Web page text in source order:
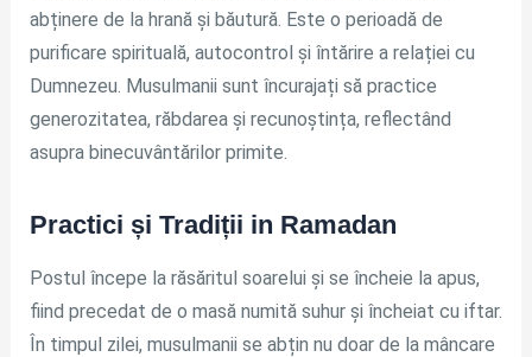
abținere de la hrană și băutură. Este o perioadă de
purificare spirituală, autocontrol și întărire a relației cu
Dumnezeu. Musulmanii sunt încurajați să practice
generozitatea, răbdarea și recunoștința, reflectând
asupra binecuvântărilor primite.
Practici și Tradiții in Ramadan
Postul începe la răsăritul soarelui și se încheie la apus,
fiind precedat de o masă numită suhur și încheiat cu iftar.
În timpul zilei, musulmanii se abțin nu doar de la mâncare